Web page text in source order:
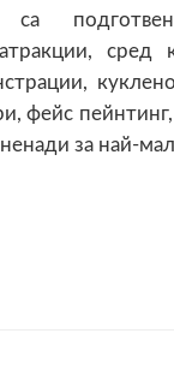
са
сред
фейс
за най-